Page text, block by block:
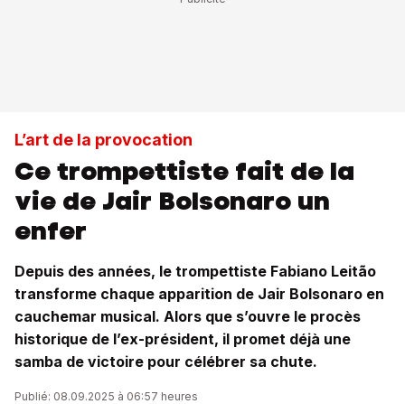
L’art de la provocation
Ce trompettiste fait de la
vie de Jair Bolsonaro un
enfer
Depuis des années, le trompettiste Fabiano Leitão
transforme chaque apparition de Jair Bolsonaro en
cauchemar musical. Alors que s’ouvre le procès
historique de l’ex-président, il promet déjà une
samba de victoire pour célébrer sa chute.
Publié: 08.09.2025 à 06:57 heures